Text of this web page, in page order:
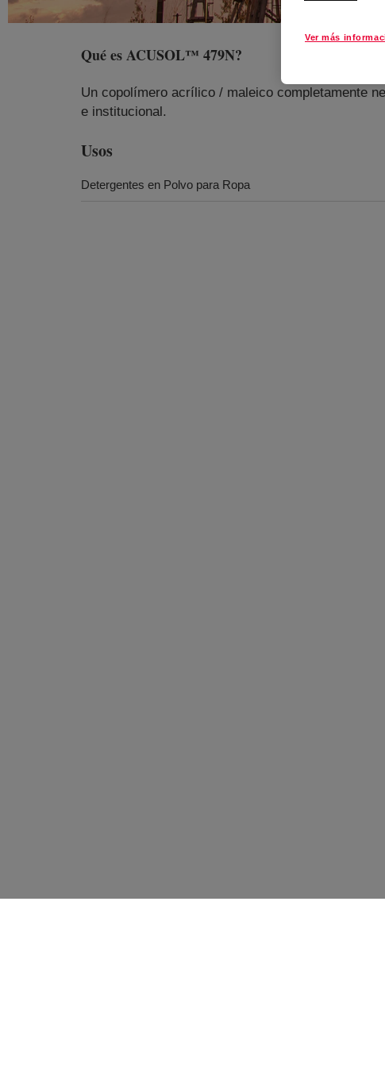
Qué esACUSOL™ 479N?
Un copolímero acrílico / maleico completamente
e institucional.
Usos
Detergentes en Polvo para Ropa
Ver más